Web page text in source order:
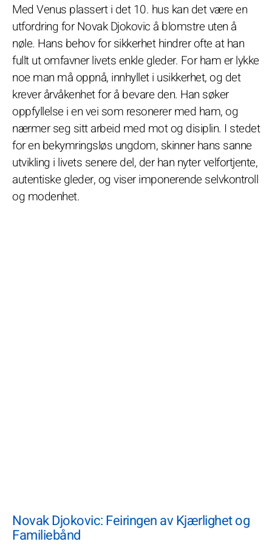
Med Venus plassert i det 10. hus kan det være en
utfordring for Novak Djokovic å blomstre uten å
nøle. Hans behov for sikkerhet hindrer ofte at han
fullt ut omfavner livets enkle gleder. For ham er lykke
noe man må oppnå, innhyllet i usikkerhet, og det
krever årvåkenhet for å bevare den. Han søker
oppfyllelse i en vei som resonerer med ham, og
nærmer seg sitt arbeid med mot og disiplin. I stedet
for en bekymringsløs ungdom, skinner hans sanne
utvikling i livets senere del, der han nyter velfortjente,
autentiske gleder, og viser imponerende selvkontroll
og modenhet.
Novak Djokovic: Feiringen av Kjærlighet og
Familiebånd